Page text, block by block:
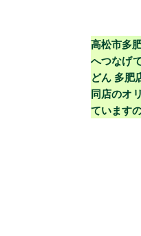
高松市多
へつなげ
どん 多肥
同店のオ
ています